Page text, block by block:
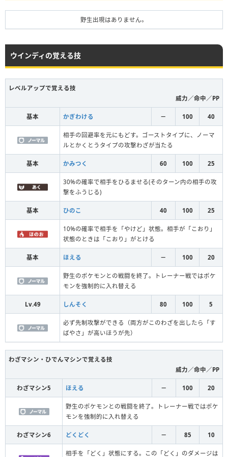
野生出現はありません。
ウインディの覚える技
レベルアップで覚える技
威力／命中／PP
基本 かぎわける － 100 40
相手の回避率を元にもどす。ゴーストタイプに、ノーマ
ルとかくとうタイプの攻撃わざが当たる
基本 かみつく 60 100 25
30%の確率で相手をひるませる(そのターン内の相手の攻
撃をふうじる)
基本 ひのこ 40 100 25
10%の確率で相手を「やけど」状態。相手が「こおり」
状態のときは「こおり」がとける
基本 ほえる － 100 20
野生のポケモンとの戦闘を終了。トレーナー戦ではポケ
モンを強制的に入れ替える
Lv.49 しんそく 80 100 5
必ず先制攻撃ができる（両方がこのわざを出したら「す
ばやさ」が高いほうが先）
わざマシン・ひでんマシンで覚える技
威力／命中／PP
わざマシン5 ほえる － 100 20
野生のポケモンとの戦闘を終了。トレーナー戦ではポケ
モンを強制的に入れ替える
わざマシン6 どくどく － 85 10
相手を「どく」状態にする。この「どく」のダメージは